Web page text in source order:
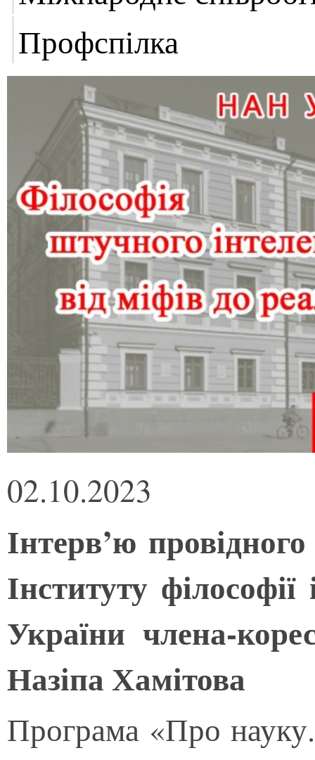
Профспілка
02.10.2023
Інтерв’ю
Інституту
України члена-
Назіпа Хамітова
Програма «Про